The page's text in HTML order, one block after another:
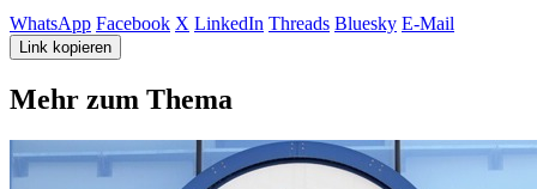
WhatsApp Facebook X LinkedIn Threads Bluesky E-Mail
Link kopieren
Mehr zum Thema